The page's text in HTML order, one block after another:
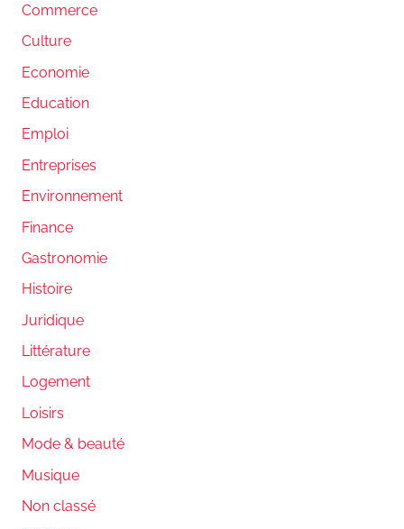
Commerce
Culture
Economie
Education
Emploi
Entreprises
Environnement
Finance
Gastronomie
Histoire
Juridique
Littérature
Logement
Loisirs
Mode & beauté
Musique
Non classé